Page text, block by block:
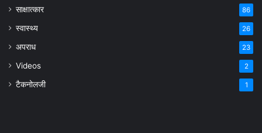
साक्षात्कार 86
स्वास्थ्य 26
अपराध 23
Videos 2
टैकनोलजी 1